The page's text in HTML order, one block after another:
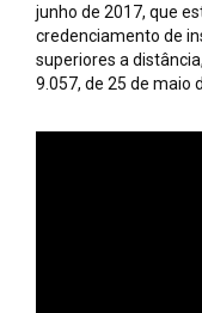
junho de 2017, que
credenciamento de
superiores a
9.057, de 25 de maio